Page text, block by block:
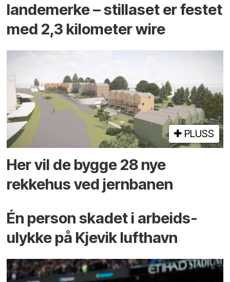
landemerke – stillaset er festet
med 2,3 kilometer wire
PLUSS
Her vil de bygge 28 nye
rekkehus ved jernbanen
Én person skadet i arbeids­
ulykke på Kjevik lufthavn